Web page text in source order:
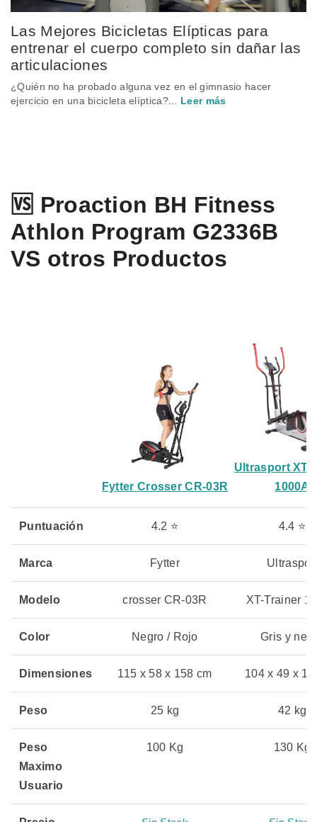
Las Mejores Bicicletas Elípticas para
entrenar el cuerpo completo sin dañar las
articulaciones
¿Quién no ha probado alguna vez en el gimnasio hacer
ejercicio en una bicicleta elíptica?... Leer más
🆚 Proaction BH Fitness
Athlon Program G2336B
VS otros Productos
Fytter Crosser CR-03R
Ultrasport XT-
1000A
Puntuación 4.2 ⭐ 4.4 ⭐
Marca Fytter Ultrasport
Modelo crosser CR-03R XT-Trainer
Color Negro / Rojo Gris y
Dimensiones 115 x 58 x 158 cm 104 x 49 x
Peso 25 kg 42 kg
Peso
Maximo
Usuario
100 Kg 130 Kg